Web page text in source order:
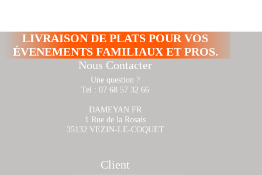
LIVRAISON DE PLATS POUR VOS
ÉVENEMENTS FAMILIAUX ET PROS.
Nous Contacter
Une question ?
Tel : 07 68 57 32 66
DAMEYAN.FR
1 Rue de la Rosais
35132 VEZIN-LE-COQUET
Client